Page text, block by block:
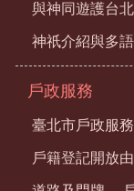
與神同遊護台北
神祇介紹與多
戶政服務
臺北市戶政服
戶籍登記開放